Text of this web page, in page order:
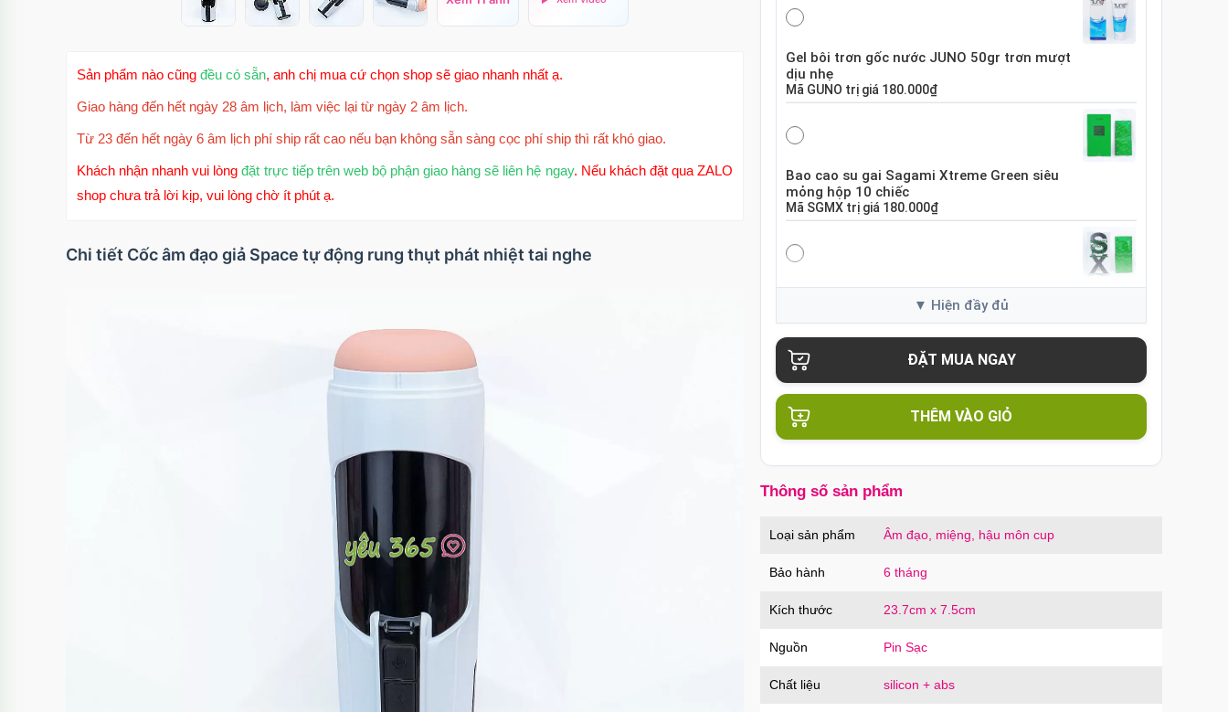
Gel bôi trơn gốc nước JUNO 50gr trơn mượt
dịu nhẹ
Mã GUNO trị giá 180.000₫
Bao cao su gai Sagami Xtreme Green siêu
mỏng hộp 10 chiếc
Mã SGMX trị giá 180.000₫
MãSGMEtrị giá120.000₫
Bao cao su Sagami Xtreme siêu mỏng hộp 10
chiếc Nhật Bản
MãBSX60trị giá130.000₫
Củ sạc Hoco Mini Travel Charger 10.5W nhanh
an toàn
THÊM VÀO GIỎ
Thông số sản phẩm
Loại sản phẩm Âm đạo, miệng, hậu môn cup
Bảo hành 6 tháng
Kích thước 23.7cm x 7.5cm
Nguồn Pin Sạc
Chất liệu silicon + abs
Sản phẩm nào cũng đều có sẵn, anh chị mua cứ chọn shop sẽ giao nhanh nhất ạ.
Giao hàng đến hết ngày 28 âm lịch, làm việc lại từ ngày 2 âm lịch.
Từ 23 đến hết ngày 6 âm lịch phí ship rất cao nếu bạn không sẵn sàng cọc phí ship thì rất khó giao.
Khách nhận nhanh vui lòngđặt trực tiếp trên web bộ phận giao hàng sẽ liên hệ ngay. Nếu khách đặt qua ZALO
shop chưa trả lời kịp, vui lòng chờ ít phút ạ.
Chi tiết Cốc âm đạo giả Space tự động rung thụt phát nhiệt tai nghe